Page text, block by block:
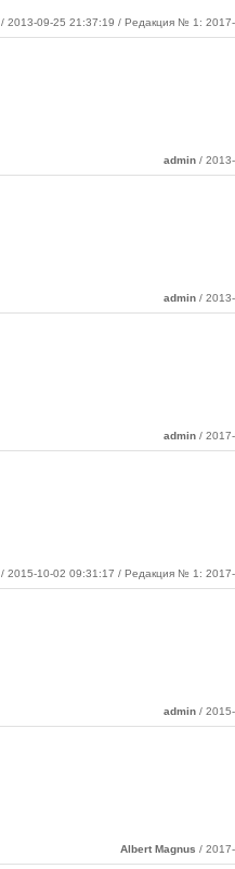
/ 2013-09-25 21:37:19 / Редакция № 1:
admin /
admin /
admin /
/ 2015-10-02 09:31:17 / Редакция № 1:
admin /
Albert Magnus /